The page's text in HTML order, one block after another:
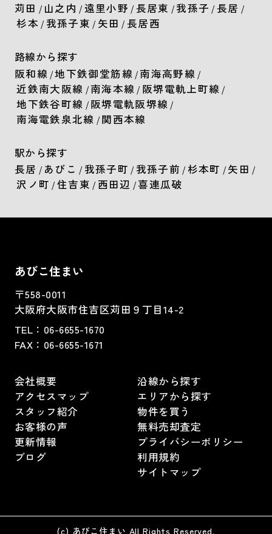
苅田 / 山之内 / 遠里小野 / 長居東 / 我孫子 / 長居 /
杉本 / 我孫子東 / 矢田 / 長居西
路線から探す
阪和線 /地下鉄御堂筋線 /南海高野線 /
近鉄南大阪線 /南海本線 / 阪堺電軌上町線 /
地下鉄谷町線 / 阪堺電軌阪堺線 /
南海電鉄泉北線 / 関西本線
駅から探す
長居 / あびこ / 我孫子町 / 我孫子前 / 杉本町 / 矢田 /
沢ノ町 / 住吉東 / 西田辺 /喜連瓜破
あびこ住まい
〒558-0011
大阪府大阪市住吉区苅田９丁目14-2
TEL： 06-6655-1670
FAX： 06-6655-1671
会社概要
アクセスマップ
スタッフ紹介
お客様の声
更新情報
ブログ
沿線から探す
エリアから探す
物件を買う
無料売却査定
プライバシーポリシー
利用規約
サイトマップ
(c) あびこ住まい All Rights Reserved.